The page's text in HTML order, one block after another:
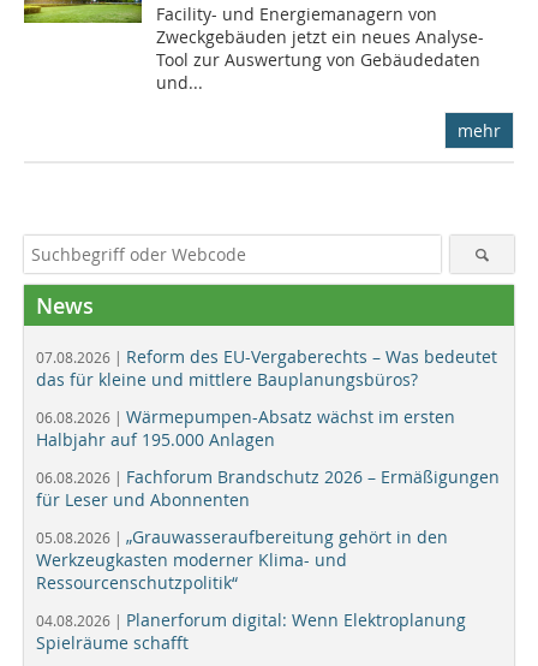
Facility- und Energiemanagern von
Zweckgebäuden jetzt ein neues Analyse-
Tool zur Auswertung von Gebäudedaten
und...
mehr
News
07.08.2026 | Reform des EU-Vergaberechts – Was bedeutet
das für kleine und mittlere Bauplanungsbüros?
06.08.2026 | Wärmepumpen-Absatz wächst im ersten
Halbjahr auf 195.000 Anlagen
06.08.2026 | Fachforum Brandschutz 2026 – Ermäßigungen
für Leser und Abonnenten
05.08.2026 | „Grauwasseraufbereitung gehört in den
Werkzeugkasten moderner Klima- und
Ressourcenschutzpolitik“
04.08.2026 | Planerforum digital: Wenn Elektroplanung
Spielräume schafft